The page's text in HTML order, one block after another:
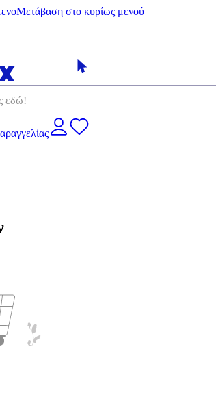
Μετάβαση στο κυρίως μενού